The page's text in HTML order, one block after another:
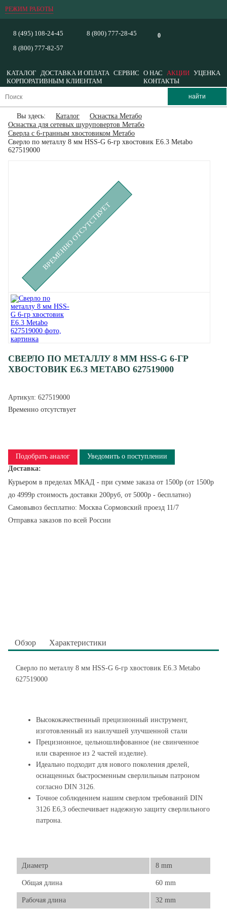
РЕЖИМ РАБОТЫ
0
8 (495) 108-24-45
8 (800) 777-82-57
8 (800) 777-28-45
КАТАЛОГ ДОСТАВКА И ОПЛАТА СЕРВИС О НАС АКЦИИ УЦЕНКА
КОРПОРАТИВНЫМ КЛИЕНТАМ
КОНТАКТЫ
Вы здесь: Каталог
Оснастка Метабо
Оснастка для сетевых шуруповертов Метабо
Сверла с 6-гранным хвостовиком Метабо
Сверло по металлу 8 мм HSS-G 6-гр хвостовик Е6.3 Metabo
627519000
ВРЕМЕННО ОТСУТСТВУЕТ
СВЕРЛО ПО МЕТАЛЛУ 8 ММ HSS-G 6-ГР
ХВОСТОВИК Е6.3 METABO 627519000
Артикул: 627519000
Временно отсутствует
Подобрать аналог
Уведомить о поступлении
Доставка:
Курьером в пределах МКАД - при сумме заказа от 1500р (от 1500р
до 4999р стоимость доставки 200руб, от 5000р - бесплатно)
Самовывоз бесплатно: Москва Сормовский проезд 11/7
Отправка заказов по всей России
Обзор Характеристики
Сверло по металлу 8 мм HSS-G 6-гр хвостовик Е6.3 Metabo
627519000
Высококачественный прецизионный инструмент,
изготовленный из наилучшей улучшенной стали
Прецизионное, цельношлифованное (не свинченное
или сваренное из 2 частей изделие).
Идеально подходит для нового поколения дрелей,
оснащенных быстросменным сверлильным патроном
согласно DIN 3126.
Точное соблюдением нашим сверлом требований DIN
3126 E6,3 обеспечивает надежную защиту сверлильного
патрона.
Диаметр 8 mm
Общая длина 60 mm
Рабочая длина 32 mm